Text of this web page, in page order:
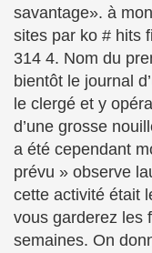
savantage». à
sites par ko # hits
314 4. Nom du
bientôt le journal
le clergé et y
d’une grosse
a été cependant
prévu » observe
cette activité était
vous garderez les
semaines. On